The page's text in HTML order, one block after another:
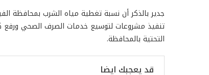
تنفيذ مشروعات لتوسيع خدمات الصرف الصحي ورفع
التحتية بالمحافظة.
قد يعجبك ايضا